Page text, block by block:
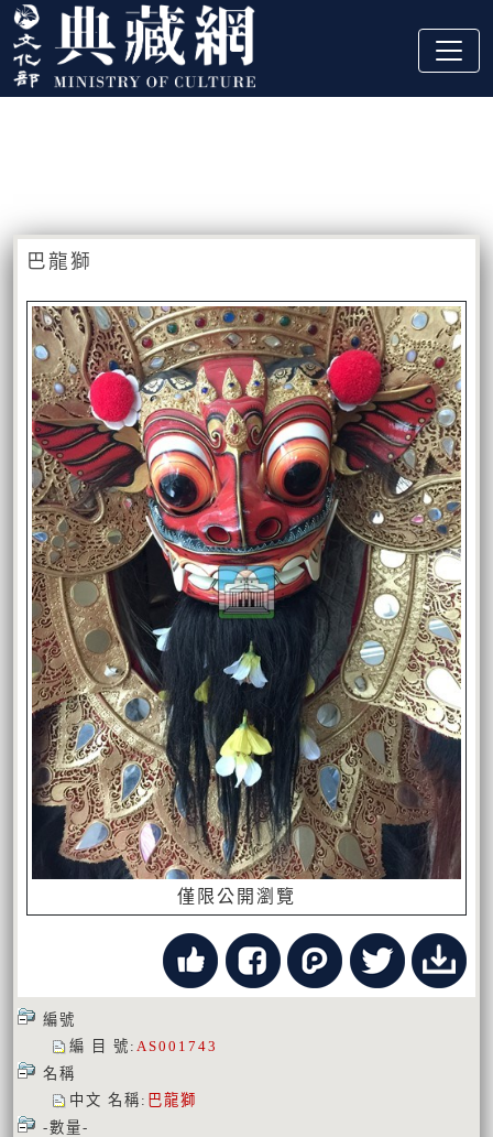
跳到主要內容
:::
巴龍獅
僅限公開瀏覽
編號
編 目 號 : AS001743
名稱
中文 名稱 : 巴龍獅
-數量-